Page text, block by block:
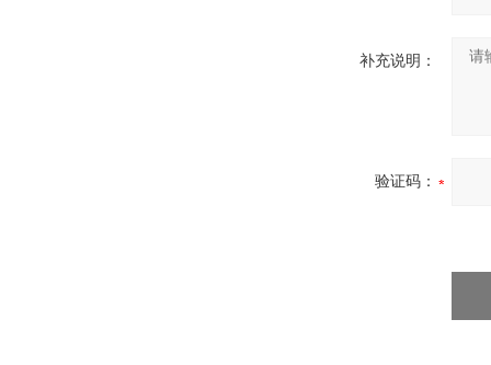
补充说明：
验证码：